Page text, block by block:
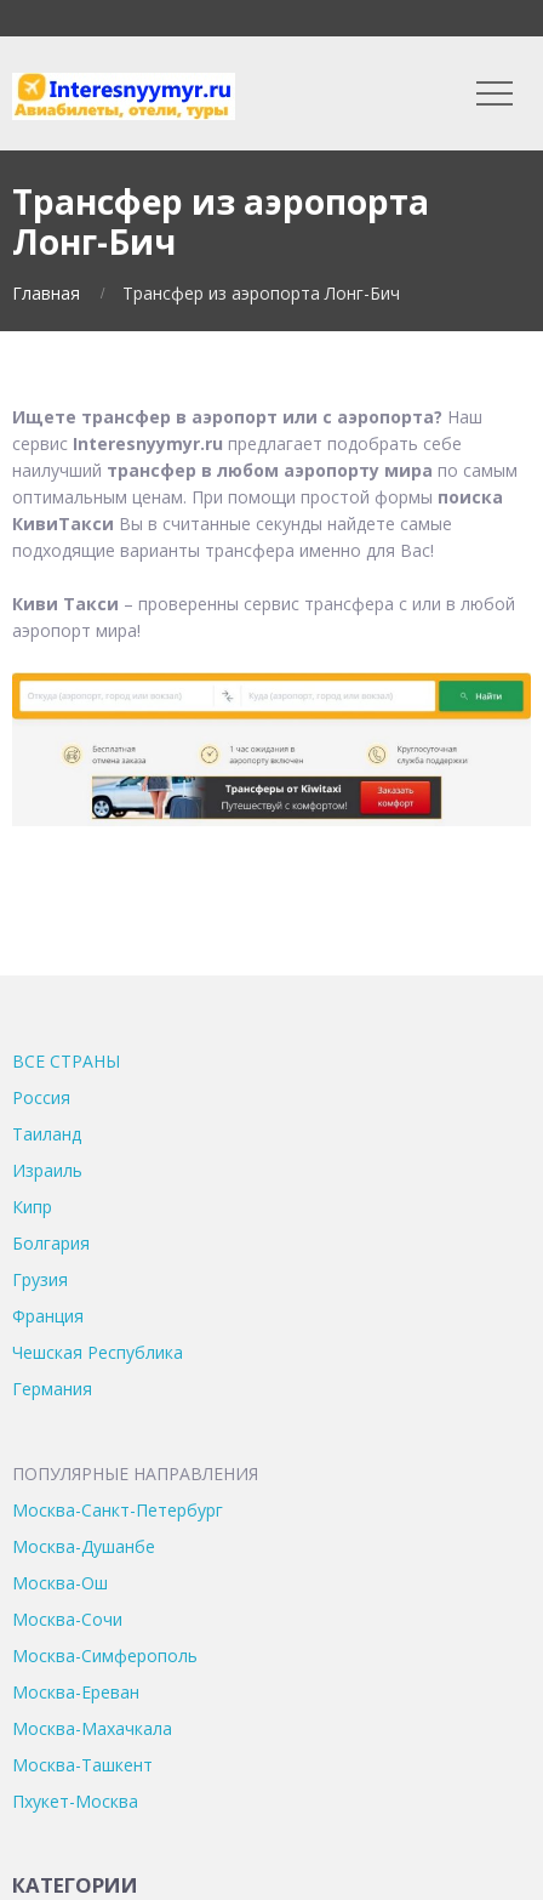
Трансфер из аэропорта
Лонг-Бич
Главная Трансфер из аэропорта Лонг-Бич
Ищете трансфер в аэропорт или с аэропорта? Наш
сервис Interesnyymyr.ru предлагает подобрать себе
наилучший трансфер в любом аэропорту мира по самым
оптимальным ценам. При помощи простой формы поиска
КивиТакси Вы в считанные секунды найдете самые
подходящие варианты трансфера именно для Вас!
Киви Такси – проверенны сервис трансфера с или в любой
аэропорт мира!
ВСЕ CТРАНЫ
Россия
Таиланд
Израиль
Кипр
Болгария
Грузия
Франция
Чешская Республика
Германия
ПОПУЛЯРНЫЕ НАПРАВЛЕНИЯ
Москва-Санкт-Петербург
Москва-Душанбе
Москва-Ош
Москва-Сочи
Москва-Симферополь
Москва-Ереван
Москва-Махачкала
Москва-Ташкент
Пхукет-Москва
КАТЕГОРИИ